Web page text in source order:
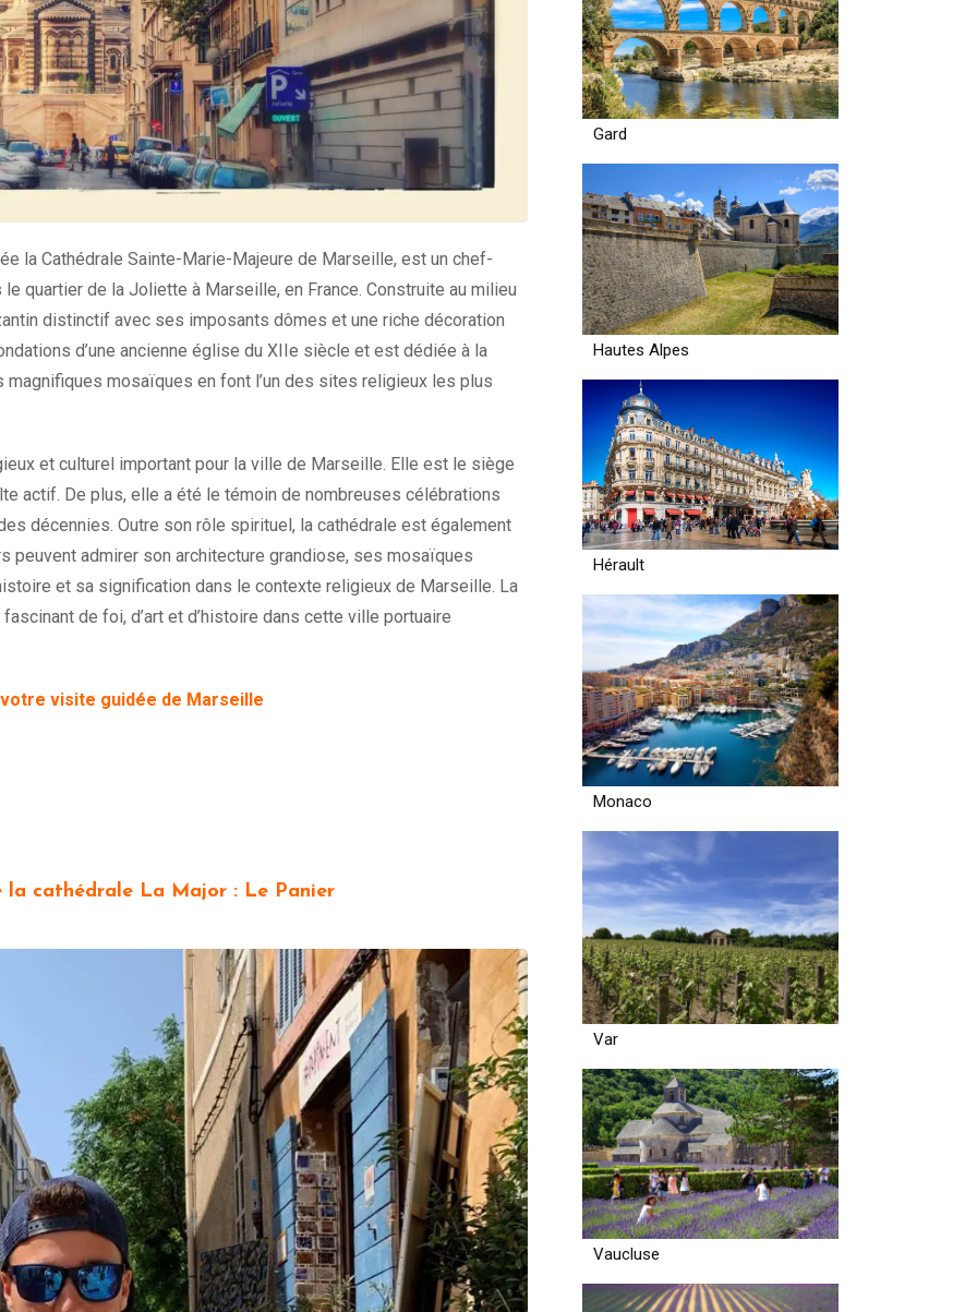
la Cathédrale Sainte-Marie-Majeure de Marseille, est un chef-
quartier de la Joliette à Marseille, en France. Construite au milieu
distinctif avec ses imposants dômes et une riche décoration
d’une ancienne église du XIIe siècle et est dédiée à la
mosaïques en font l’un des sites religieux les plus
et culturel important pour la ville de Marseille. Elle est le siège
actif. De plus, elle a été le témoin de nombreuses célébrations
décennies. Outre son rôle spirituel, la cathédrale est également
peuvent admirer son architecture grandiose, ses mosaïques
et sa signification dans le contexte religieux de Marseille. La
de foi, d’art et d’histoire dans cette ville portuaire
visite guidée de Marseille
la cathédrale La Major : Le Panier
Gard
Hautes Alpes
Hérault
Monaco
Var
Vaucluse